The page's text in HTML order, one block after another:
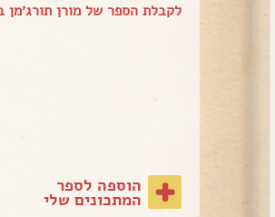
לקבלת הספר של מורן תורג׳מן
הוספה לספר
המתכונים שלי